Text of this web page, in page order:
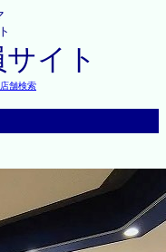
イト
店舗検索